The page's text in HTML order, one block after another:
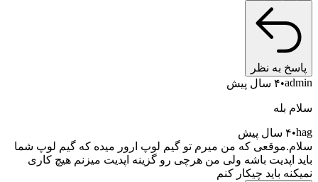
پاسخ به نظر
admin ۴ سال پیش
سلام بله
hag ۴ سال پیش
سلام.موقعی که من میرم تو گیم لوپ ارور میده که گیم لوپ شما
باید اپدیت باشه ولی من هرچی رو گزینه اپدیت میزنم هیچ کاری
نمیکنه باید چیکار کنم